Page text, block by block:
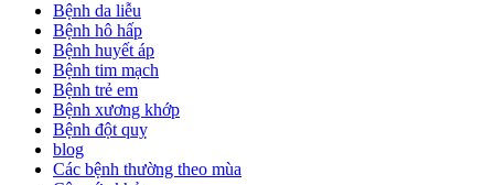
Bệnh da liễu
Bệnh hô hấp
Bệnh huyết áp
Bệnh tim mạch
Bệnh trẻ em
Bệnh xương khớp
Bệnh đột quỵ
blog
Các bệnh thường theo mùa